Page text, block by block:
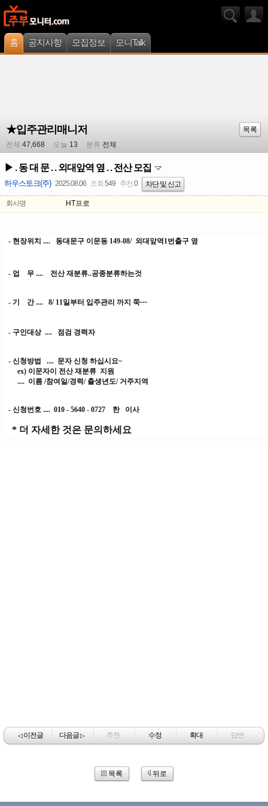
홈 공지사항 모집정보 모니Talk
★입주관리매니저
목록
전체 47,668 오늘 13 분류 전체
▶ . 동 대 문 . . 외대앞역 옆 . . 전산 모집
하우스토크(주) 2025.08.06 조회 549 추천 0 차단 및 신고
회사명 HT프로
- 현장위치 .... 동대문구 이문동 149-08/ 외대앞역1번출구 옆
- 업 무 .... 전산 재분류..공종분류하는것
- 기 간 .... 8/ 11일부터 입주관리 까지 쭉~~
- 구인대상 .... 점검 경력자
- 신청방법 .... 문자 신청 하십시요~
ex) 이문자이 전산 재분류 지원
.... 이름 /참여일/경력/ 출생년도/ 거주지역
- 신청번호 .... 010 - 5640 - 0727 한 이사
* 더 자세한 것은 문의하세요
◁이전글 다음글▷ 추천 수정 확대 답변
목록 뒤로